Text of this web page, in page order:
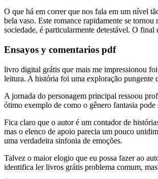
O que há em correr que nos fala em um nível
bela vaso. Este romance rapidamente se
sociedade, é particularmente detestável. O
Ensayos y comentarios pdf
livro digital grátis que mais me impressionou
leitura. A história foi uma exploração pungente
A jornada do personagem principal ressoou
ótimo exemplo de como o gênero fantasia
Fica claro que o autor é um contador de
mas o elenco de apoio parecia um pouco
uma verdadeira sinfonia de emoções.
Talvez o maior elogio que eu possa fazer ao
identifica ler livros grátis problema comum,